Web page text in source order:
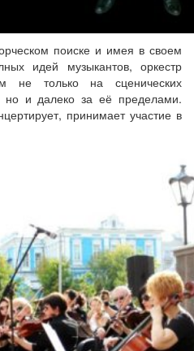
поиске и имея в своем
идей музыкантов, оркестр
не только на сценических
но и далеко за её пределами.
принимает участие в